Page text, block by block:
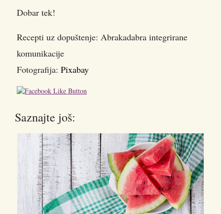
Dobar tek!
Recepti uz dopuštenje: Abrakadabra integrirane
komunikacije
Fotografija: Pixabay
Saznajte još: